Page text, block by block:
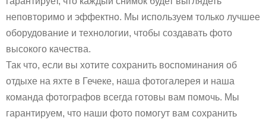
неповторимо и эффектно. Мы используем только лучшее
оборудование и технологии, чтобы создавать фото
высокого качества.
Так что, если вы хотите сохранить воспоминания об
отдыхе на яхте в Гечеке, наша фотогалерея и наша
команда фотографов всегда готовы вам помочь. Мы
гарантируем, что наши фото помогут вам сохранить